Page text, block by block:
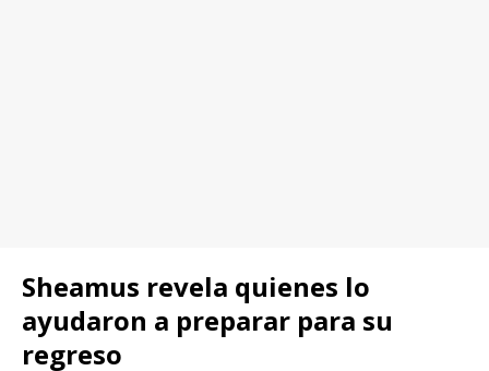
Sheamus revela quienes lo
ayudaron a preparar para su
regreso